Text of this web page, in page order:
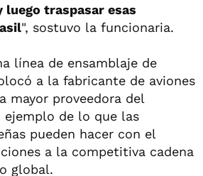
traspasar esas
", sostuvo la funcionaria.
línea de ensamblaje de
a la fabricante de aviones
mayor proveedora del
de lo que las
pueden hacer con el
a la competitiva cadena
global.